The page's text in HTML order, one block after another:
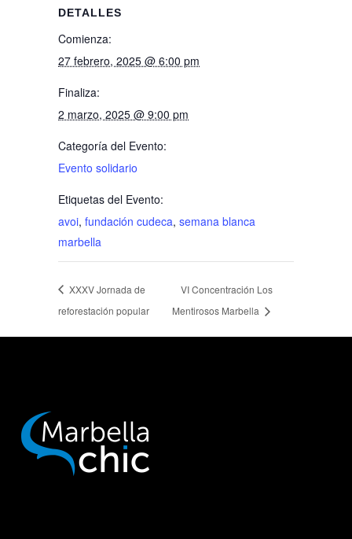
DETALLES
Comienza:
27 febrero, 2025 @ 6:00 pm
Finaliza:
2 marzo, 2025 @ 9:00 pm
Categoría del Evento:
Evento solidario
Etiquetas del Evento:
avoi, fundación cudeca, semana blanca
marbella
XXXV Jornada de
reforestación popular
VI Concentración Los
Mentirosos Marbella